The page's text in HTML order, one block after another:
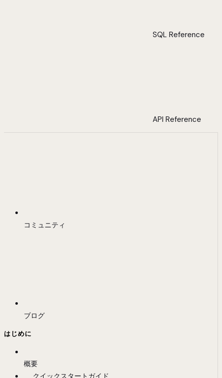
SQL Reference
API Reference
コミュニティ
ブログ
はじめに
概要
クイックスタートガイド